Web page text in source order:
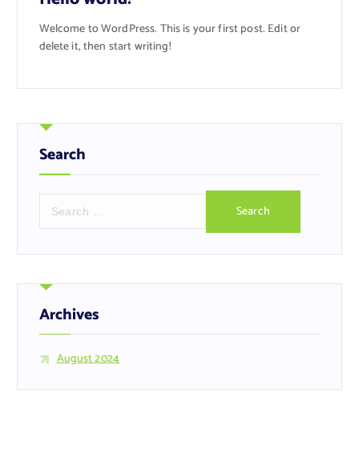
Welcome to WordPress. This is your first post. Edit or
delete it, then start writing!
Search
r
h
f
o
:
Archives
August 2024